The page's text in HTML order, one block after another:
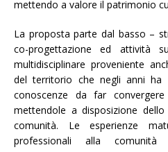
mettendo a valore il patrimonio
La proposta parte dal basso –
co-progettazione ed attività
multidisciplinare proveniente
del territorio che negli anni ha
conoscenze da far
mettendole a disposizione dello
comunità. Le esperienze
professionali alla